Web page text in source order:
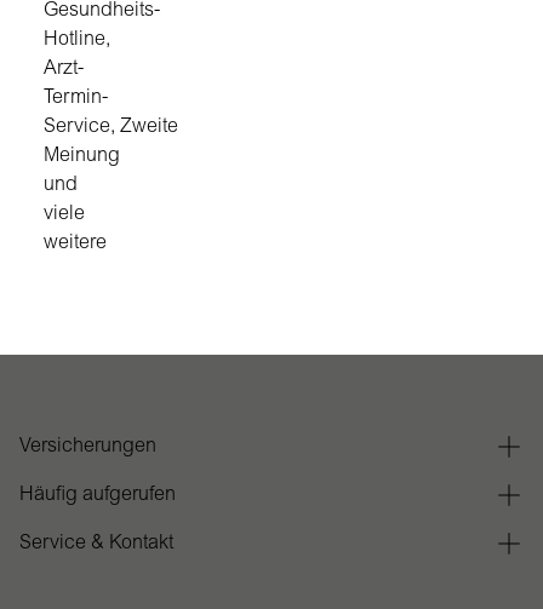
Gesundheits-
Hotline,
Arzt-
Termin-
Service, Zweite
Meinung
und
viele
weitere
Versicherungen
Häufig aufgerufen
Service & Kontakt